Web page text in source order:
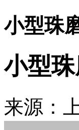
小型珠
小型
来源：